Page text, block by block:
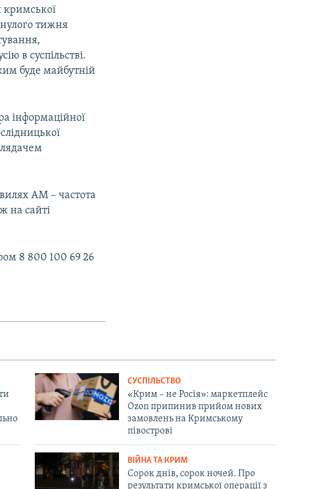
кримської
тижня
в суспільстві.
буде майбутній
інформаційної
АМ – частота
на сайті
8 800 100 69 26
СУСПІЛЬСТВО
«Крим – не Росія»: маркетплейс
Ozon припинив прийом нових
замовлень на Кримському
півострові
ВІЙНА ТА КРИМ
Сорок днів, сорок ночей. Про
результати кримської операції з